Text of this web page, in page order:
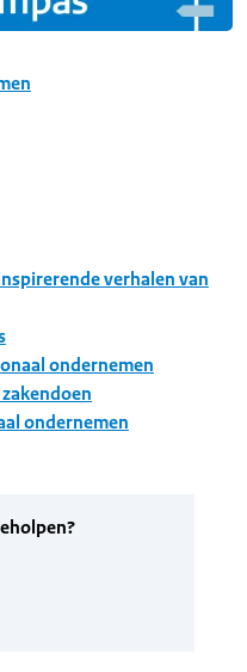
verhalen van
ondernemen
ondernemen